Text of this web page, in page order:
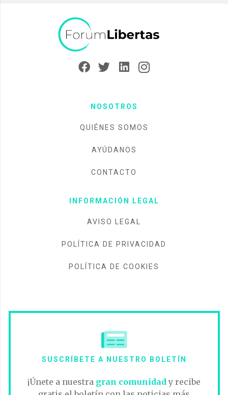
NOSOTROS
QUIÉNES SOMOS
AYÚDANOS
CONTACTO
INFORMACIÓN LEGAL
AVISO LEGAL
POLÍTICA DE PRIVACIDAD
POLÍTICA DE COOKIES
SUSCRÍBETE A NUESTRO BOLETÍN
¡Únete a nuestra gran comunidady recibe